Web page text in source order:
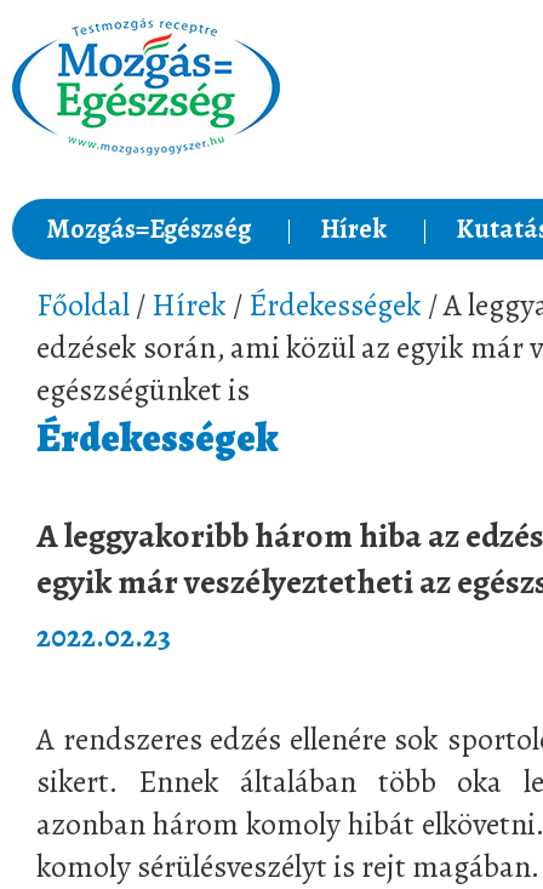
Mozgás=Egészség Hírek
Főoldal/ Hírek / Érdekességek / A
edzések során, ami közül az egyik már
egészségünket is
Érdekességek
A leggyakoribb három hiba az
egyik már veszélyeztetheti az
2022.02.23
A rendszeres edzés ellenére sok
sikert. Ennek általában több oka
azonban három komoly hibát
komoly sérülésveszélyt is rejt magában.